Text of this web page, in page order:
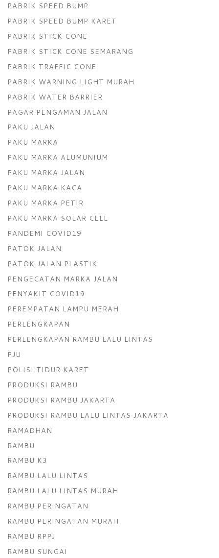
PABRIK SPEED BUMP
PABRIK SPEED BUMP KARET
PABRIK STICK CONE
PABRIK STICK CONE SEMARANG
PABRIK TRAFFIC CONE
PABRIK WARNING LIGHT MURAH
PABRIK WATER BARRIER
PAGAR PENGAMAN JALAN
PAKU JALAN
PAKU MARKA
PAKU MARKA ALUMUNIUM
PAKU MARKA JALAN
PAKU MARKA KACA
PAKU MARKA PETIR
PAKU MARKA SOLAR CELL
PANDEMI COVID19
PATOK JALAN
PATOK JALAN PLASTIK
PENGECATAN MARKA JALAN
PENYAKIT COVID19
PEREMPATAN LAMPU MERAH
PERLENGKAPAN
PERLENGKAPAN RAMBU LALU LINTAS
PJU
POLISI TIDUR KARET
PRODUKSI RAMBU
PRODUKSI RAMBU JAKARTA
PRODUKSI RAMBU LALU LINTAS JAKARTA
RAMADHAN
RAMBU
RAMBU K3
RAMBU LALU LINTAS
RAMBU LALU LINTAS MURAH
RAMBU PERINGATAN
RAMBU PERINGATAN MURAH
RAMBU RPPJ
RAMBU SUNGAI